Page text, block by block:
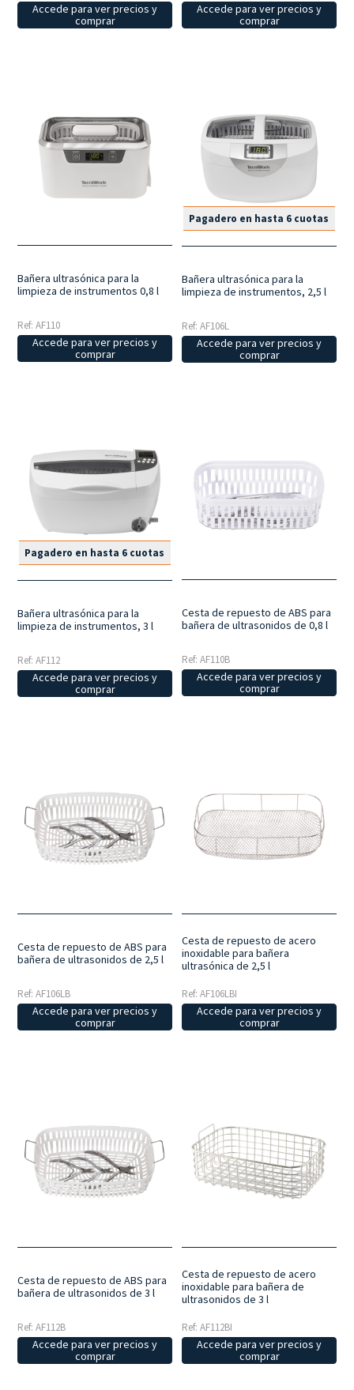
Accede para ver precios y
comprar
Accede para ver precios y
comprar
Bañera ultrasónica para la
limpieza de instrumentos 0,8 l
Ref: AF110
Accede para ver precios y
comprar
Pagadero en hasta 6 cuotas
Bañera ultrasónica para la
limpieza de instrumentos, 2,5 l
Ref: AF106L
Accede para ver precios y
comprar
Pagadero en hasta 6 cuotas
Bañera ultrasónica para la
limpieza de instrumentos, 3 l
Ref: AF112
Accede para ver precios y
comprar
Cesta de repuesto de ABS para
bañera de ultrasonidos de 0,8 l
Ref: AF110B
Accede para ver precios y
comprar
Cesta de repuesto de ABS para
bañera de ultrasonidos de 2,5 l
Ref: AF106LB
Accede para ver precios y
comprar
Cesta de repuesto de acero
inoxidable para bañera
ultrasónica de 2,5 l
Ref: AF106LBI
Accede para ver precios y
comprar
Cesta de repuesto de ABS para
bañera de ultrasonidos de 3 l
Ref: AF112B
Accede para ver precios y
comprar
Cesta de repuesto de acero
inoxidable para bañera de
ultrasonidos de 3 l
Ref: AF112BI
Accede para ver precios y
comprar